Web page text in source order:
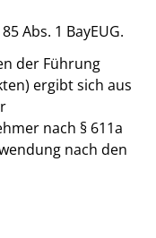
Abs. 1 BayEUG.
der Führung
ergibt sich aus
nach § 611a
nach den